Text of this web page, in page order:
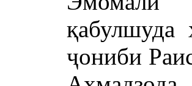
қабулшуда
ҷониби